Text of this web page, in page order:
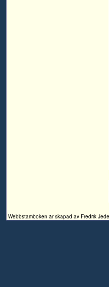
Webbstamboken är skapad av Fredrik